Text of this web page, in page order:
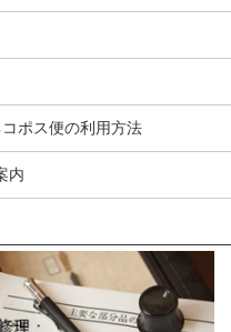
ポス便の利用方法
内